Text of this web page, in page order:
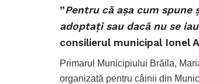
”Pentru că așa cum
adoptați sau dacă nu se
consilierul municipal Ionel
Primarul Municipiului Brăila,
organizată pentru câinii din